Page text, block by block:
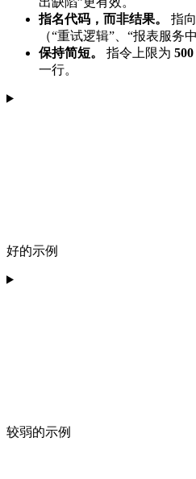
指名代码，而非结果。
指
（“重试逻辑”、“报表服务
保持简短。
指令上限为
一行。
好的示例
较弱的示例